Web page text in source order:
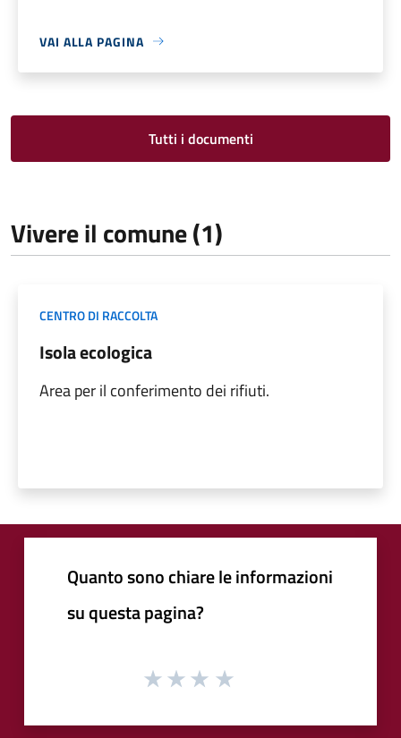
VAI ALLA PAGINA
Tutti i documenti
Vivere il comune (1)
CENTRO DI RACCOLTA
Isola ecologica
Area per il conferimento dei rifiuti.
Quanto sono chiare le informazioni
su questa pagina?